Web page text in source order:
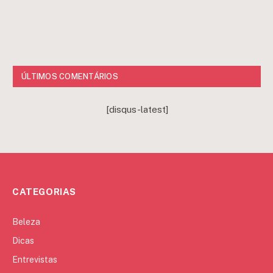
ÚLTIMOS COMENTÁRIOS
[disqus-latest]
CATEGORIAS
Beleza
Dicas
Entrevistas